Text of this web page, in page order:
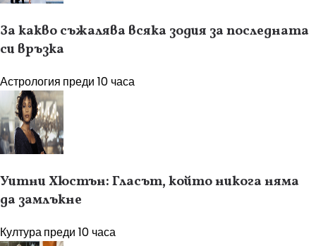
За какво съжалява всяка зодия за последната
си връзка
Астрология преди 10 часа
Уитни Хюстън: Гласът, който никога няма
да замлъкне
Културапреди 10 часа